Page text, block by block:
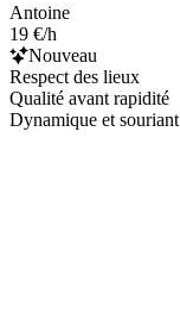
Antoine
19 €/h
Nouveau
Respect des lieux
Qualité avant rapidité
Dynamique et souriant